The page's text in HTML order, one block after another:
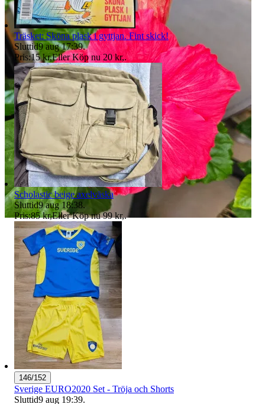
Träsket: Sköna plask i gyttjan. Fint skick!
Sluttid9 aug 17:39.
Pris:15 kr,Eller Köp nu 20 kr,.
Scholastic beige axelväska
Sluttid9 aug 18:38.
Pris:85 kr,Eller Köp nu 99 kr,.
146/152
Sverige EURO2020 Set - Tröja och Shorts
Sluttid9 aug 19:39.